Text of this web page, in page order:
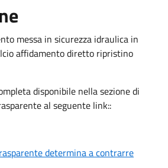
messa in sicurezza idraulica in
affidamento diretto ripristino
disponibile nella sezione di
al seguente link::
determina a contrarre